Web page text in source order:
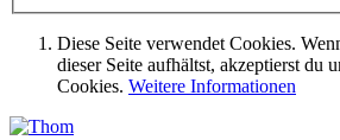
Diese Seite verwendet Cookies.
dieser Seite aufhältst, akzeptierst du
Cookies. Weitere Informationen